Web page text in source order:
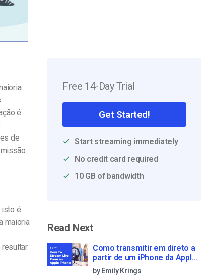
é
de
isto é
maioria
resultar
Free 14-Day Trial
Get Started!
Start streaming immediately
No credit card required
10 GB of bandwidth
Read Next
Como transmitir em direto a
partir de um iPhone da Apple
em 6 passos simples
by Emily Krings